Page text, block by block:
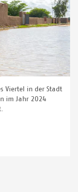
Viertel in der Stadt
im Jahr 2024